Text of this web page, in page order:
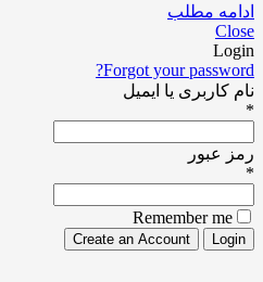
ادامه مطلب
Close
Login
Forgot your password?
نام کاربری یا ایمیل
*
رمز عبور
*
Remember me